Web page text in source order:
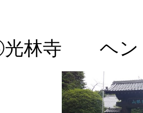
ヘンリー